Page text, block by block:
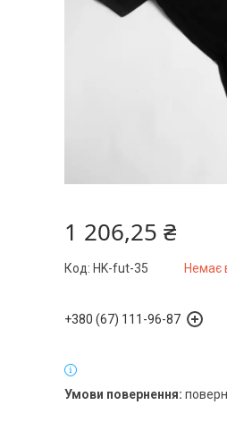
1 206,25 ₴
Немає
Код: HK-fut-35
+380 (67) 111-96-87